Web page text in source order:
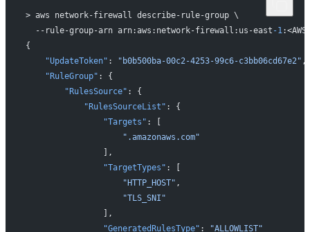
> aws network-firewall describe-rule-group \
  --rule-group-arn arn:aws:network-firewall:us-east
-1
{
    "UpdateToken"
: "b0b500ba-00c2-4253-99c6-c3bb06cd67e2" ,
    "RuleGroup"
: {
        "RulesSource"
: {
            "RulesSourceList"
: {
                "Targets"
: [
                    ".amazonaws.com"
                ],
                "TargetTypes"
: [
                    "HTTP_HOST"
,
                    "TLS_SNI"
                ],
                "GeneratedRulesType"
: "ALLOWLIST"